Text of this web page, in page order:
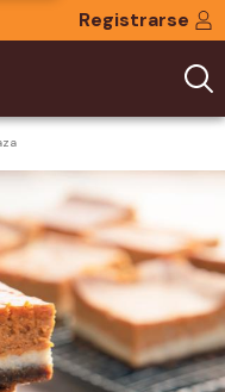
Registrarse